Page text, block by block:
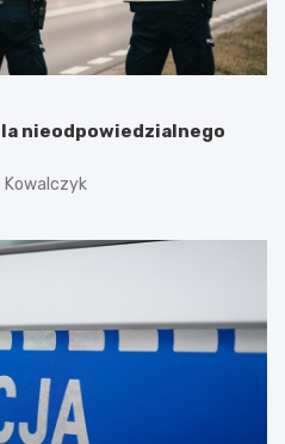
nieodpowiedzialnego
Kowalczyk